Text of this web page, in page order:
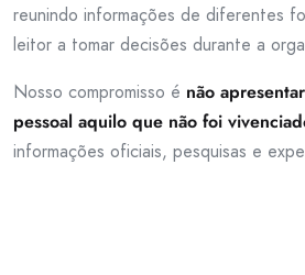
reunindo informações de diferentes
leitor a tomar decisões durante a
Nosso compromisso é não
pessoal aquilo que não foi
informações oficiais, pesquisas e